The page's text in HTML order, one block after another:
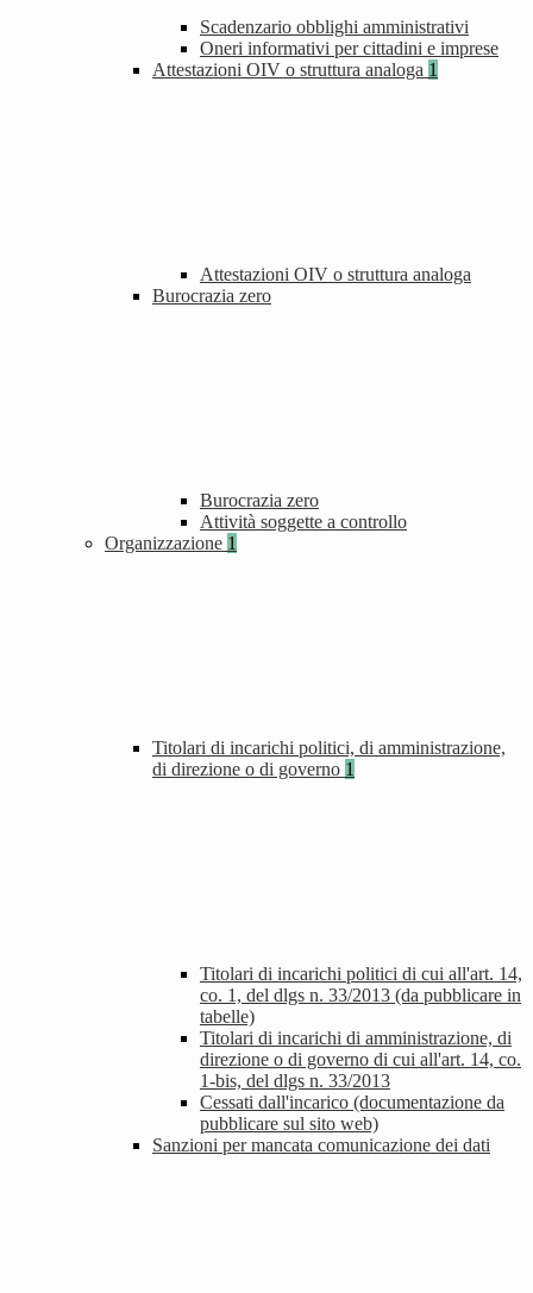
Scadenzario obblighi amministrativi
Oneri informativi per cittadini e imprese
Attestazioni OIV o struttura analoga 1
Attestazioni OIV o struttura analoga
Burocrazia zero
Burocrazia zero
Attività soggette a controllo
Organizzazione 1
Titolari di incarichi politici, di amministrazione,
di direzione o di governo 1
Titolari di incarichi politici di cui all'art. 14,
co. 1, del dlgs n. 33/2013 (da pubblicare in
tabelle)
Titolari di incarichi di amministrazione, di
direzione o di governo di cui all'art. 14, co.
1-bis, del dlgs n. 33/2013
Cessati dall'incarico (documentazione da
pubblicare sul sito web)
Sanzioni per mancata comunicazione dei dati